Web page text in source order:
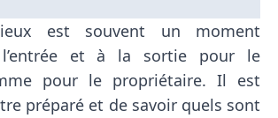
est souvent un moment
et à la sortie pour le
pour le propriétaire. Il est
préparé et de savoir quels sont